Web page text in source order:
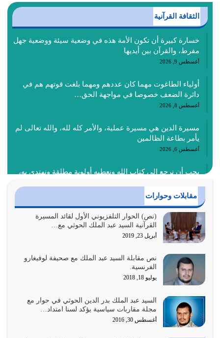
الثقافة القرآنية
خسارة كبيرة أن تكون الأمة هذه في وضعية سيئة ووضعية جهل
مفرط، والقرآن بين أيديها
أغسطس 9, 2026
أولياء الطاغوت مهما كان عددهم ومهما بلغت قوتهم هم في
دائرة الضعف خصوصا في مواجهة الحق…
أغسطس 8, 2026
مسيرة الدين هي مسيرة عملية، والأمر كله لله، والله تعالى لم
يأمر بطاعة الظالمين
أغسطس 6, 2026
يجب أن نرجع إلى كتاب الله ونعطيه أولوية مطلقة ونهتدي به،
أغسطس 4, 2026
عندما لم تؤخذ منهجية تعليم الناس من خلال القرآن الكريم
حصل ضياع للأمة وضياع للأجيال
أغسطس 3, 2026
الغاية من الصلاة هو ذكر الله (أقم الصلاة لذكري) إضافة إلى
{وَأَعِدُّوا لَهُمْ مَا…
أغسطس 2, 2026
السبب الرئيسي لشقاء الأمة الابتعاد عن كتاب الله والتعدي
لحدود الله بالإضافات للدين
أغسطس 1, 2026
مقابلات وحوارات
(نص) الحوار التلفزيوني الأول لقائد المسيرة
القرآنية السيد عبد الملك الحوثي مع…
أبريل 23, 2019
نص مقابلة السيد عبد الملك مع صحيفة لوفيغارو
الفرنسية.
يوليو 18, 2018
السيد عبد الملك بدر الدين الحوثي في حوار مع
مجلة مقاربات سياسية يؤكد لسنا امتداد…
أغسطس 30, 2016